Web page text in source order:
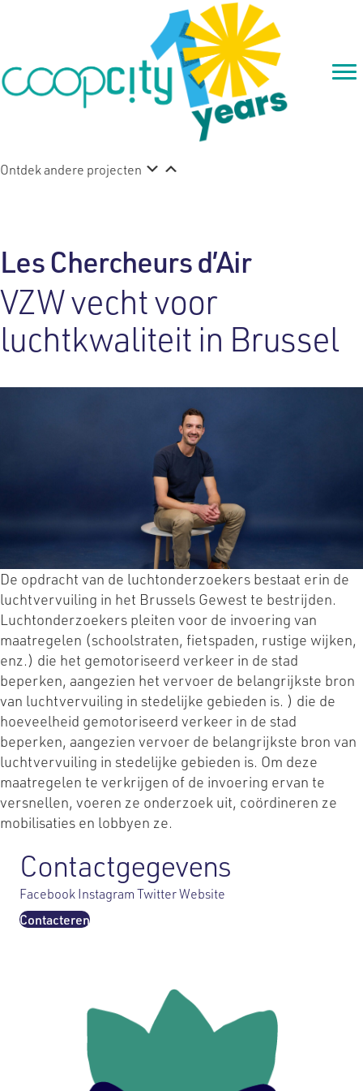
Ontdek andere projecten
Les Chercheurs d’Air
VZW vecht voor
luchtkwaliteit in Brussel
De opdracht van de luchtonderzoekers bestaat erin de
luchtvervuiling in het Brussels Gewest te bestrijden.
Luchtonderzoekers pleiten voor de invoering van
maatregelen (schoolstraten, fietspaden, rustige wijken,
enz.) die het gemotoriseerd verkeer in de stad
beperken, aangezien het vervoer de belangrijkste bron
van luchtvervuiling in stedelijke gebieden is. ) die de
hoeveelheid gemotoriseerd verkeer in de stad
beperken, aangezien vervoer de belangrijkste bron van
luchtvervuiling in stedelijke gebieden is. Om deze
maatregelen te verkrijgen of de invoering ervan te
versnellen, voeren ze onderzoek uit, coördineren ze
mobilisaties en lobbyen ze.
Contactgegevens
FacebookInstagramTwitterWebsite
Contacteren